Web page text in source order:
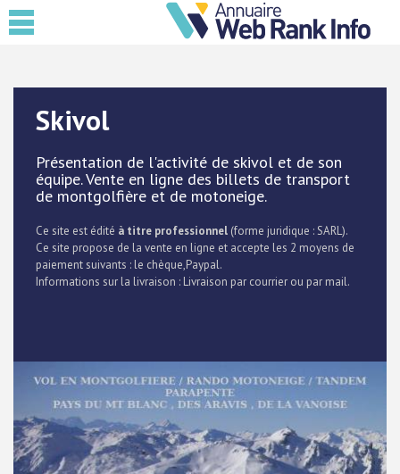
Skivol
Présentation de l'activité de skivol et de son
équipe. Vente en ligne des billets de transport
de montgolfière et de motoneige.
Ce site est édité à titre professionnel (forme juridique : SARL).
Ce site propose de la vente en ligne et accepte les 2 moyens de
paiement suivants : le chèque,Paypal.
Informations sur la livraison : Livraison par courrier ou par mail.